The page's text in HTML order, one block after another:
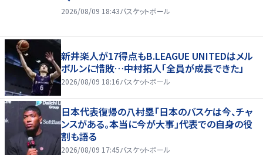
2026/08/09 18:43バスケットボール
新井楽人が17得点もB.LEAGUE UNITEDはメル
ボルンに惜敗…中村拓人「全員が成長できた」
2026/08/09 18:16バスケットボール
日本代表復帰の八村塁「日本のバスケは今、チャ
ンスがある。本当に今が大事」代表での自身の役
割も語る
2026/08/09 17:45バスケットボール